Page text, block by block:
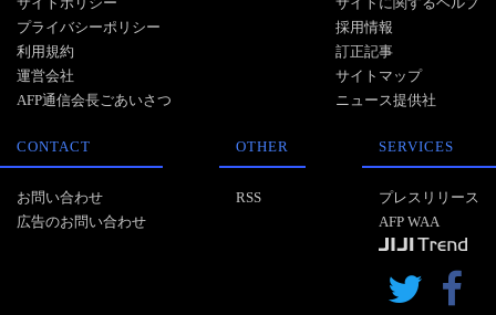
プライバシーポリシー
利用規約
運営会社
AFP通信会長ごあいさつ
採用情報
訂正記事
サイトマップ
ニュース提供社
CONTACT
お問い合わせ
広告のお問い合わせ
OTHER
RSS
SERVICES
プレスリリース
AFP WAA